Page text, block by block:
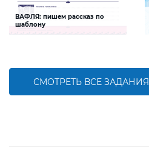
ВАФЛЯ: пишем рассказ по
шаблону
СМОТРЕТЬ ВСЕ ЗАДАНИЯ